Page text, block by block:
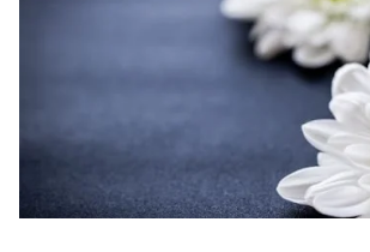
採用情報
店舗用地募集
函館市